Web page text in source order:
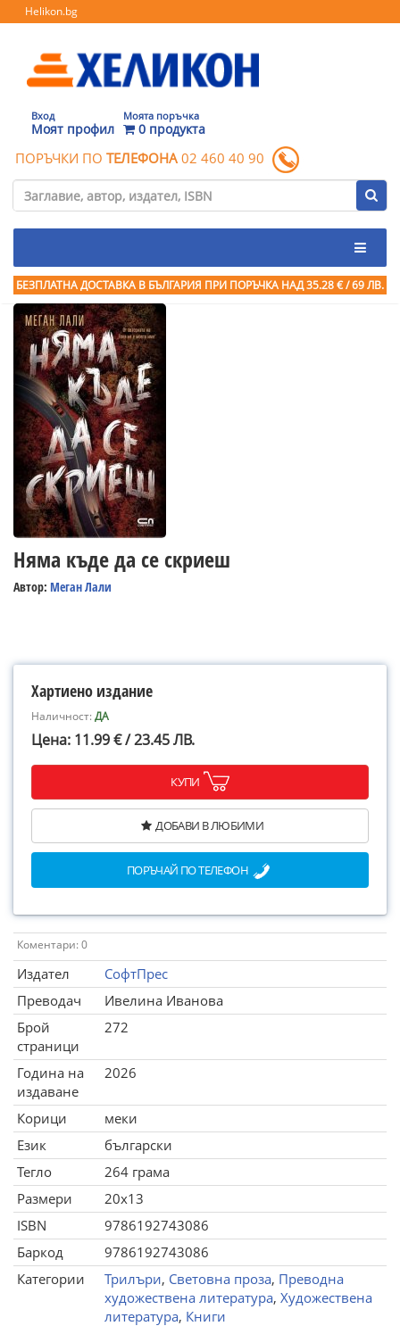
Helikon.bg
Вход
Моят профил
Моята поръчка
0 продукта
ПОРЪЧКИ ПО ТЕЛЕФОНА 02 460 40 90
БЕЗПЛАТНА ДОСТАВКА В БЪЛГАРИЯ ПРИ ПОРЪЧКА НАД 35.28 € / 69 ЛВ.
Няма къде да се скриеш
Автор: Меган Лали
Хартиено издание
Наличност:ДА
Цена: 11.99 € / 23.45 ЛВ.
КУПИ
ДОБАВИ В ЛЮБИМИ
ПОРЪЧАЙ ПО ТЕЛЕФОН
Коментари: 0
Издател
СофтПрес
Преводач
Ивелина Иванова
Брой
страници
272
Година на
издаване
2026
Корици
меки
Език
български
Тегло
264 грама
Размери
20x13
ISBN
9786192743086
Баркод
9786192743086
Категории
Трилъри, Световна проза, Преводна
художествена литература, Художествена
литература, Книги